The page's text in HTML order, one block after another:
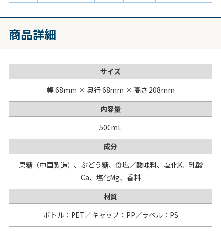
商品詳細
サイズ
幅 68mm × 奥行 68mm × 高さ 208mm
内容量
500mL
成分
果糖（中国製造）、ぶどう糖、食塩／酸味料、塩化K、乳酸
Ca、塩化Mg、香料
材質
ボトル：PET／キャップ：PP／ラベル：PS